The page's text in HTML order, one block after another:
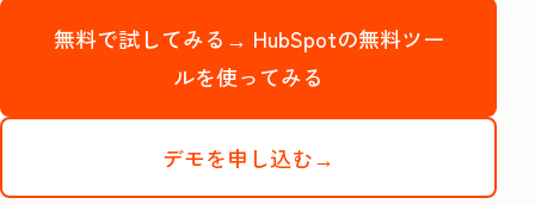
無料で試してみる→ HubSpotの無料ツー
ルを使ってみる
デモを申し込む→